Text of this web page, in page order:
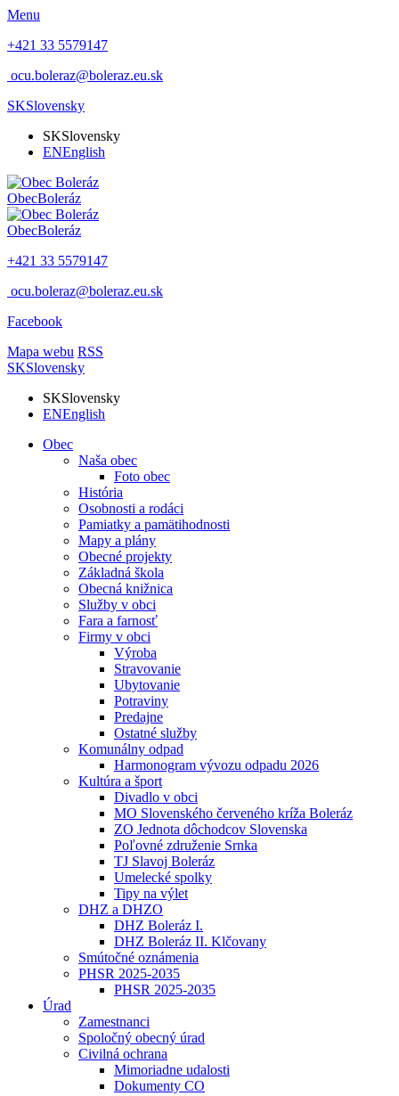
Menu
+421 33 5579147
ocu.boleraz@boleraz.eu.sk
SKSlovensky
SKSlovensky
ENEnglish
ObecBoleráz
ObecBoleráz
+421 33 5579147
ocu.boleraz@boleraz.eu.sk
Facebook
Mapa webu RSS
SKSlovensky
SKSlovensky
ENEnglish
Obec
Naša obec
Foto obec
História
Osobnosti a rodáci
Pamiatky a pamätihodnosti
Mapy a plány
Obecné projekty
Základná škola
Obecná knižnica
Služby v obci
Fara a farnosť
Firmy v obci
Výroba
Stravovanie
Ubytovanie
Potraviny
Predajne
Ostatné služby
Komunálny odpad
Harmonogram vývozu odpadu 2026
Kultúra a šport
Divadlo v obci
MO Slovenského červeného kríža Boleráz
ZO Jednota dôchodcov Slovenska
Poľovné združenie Srnka
TJ Slavoj Boleráz
Umelecké spolky
Tipy na výlet
DHZ a DHZO
DHZ Boleráz I.
DHZ Boleráz II. Klčovany
Smútočné oznámenia
PHSR 2025-2035
PHSR 2025-2035
Úrad
Zamestnanci
Spoločný obecný úrad
Civilná ochrana
Mimoriadne udalosti
Dokumenty CO